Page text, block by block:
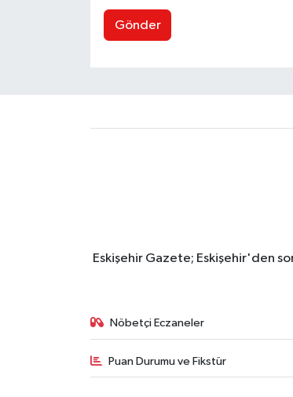
Gönder
Eskişehir Gazete; Eskişehir'den
Nöbetçi Eczaneler
Puan Durumu ve Fikstür